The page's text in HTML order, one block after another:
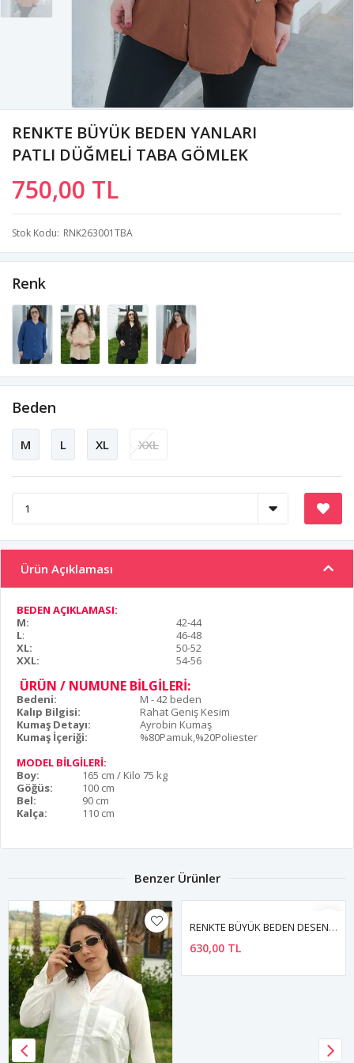
RENKTE BÜYÜK BEDEN YANLARI
PATLI DÜĞMELİ TABA GÖMLEK
750,00 TL
Stok Kodu RNK263001TBA
Renk
Beden
M L XL XXL
Ürün Açıklaması
BEDEN AÇIKLAMASI:
M:
42-44
L:
46-48
XL:
50-52
XXL:
54-56
ÜRÜN / NUMUNE BİLGİLERİ:
Bedeni:
M - 42 beden
Kalıp Bilgisi:
Rahat Geniş Kesim
Kumaş Detayı:
Ayrobin Kumaş
Kumaş İçeriği:
%80Pamuk,%20Poliester
MODEL BİLGİLERİ:
Boy:
165 cm / Kilo 75 kg
Göğüs:
100 cm
Bel:
90 cm
Kalça:
110 cm
Benzer Ürünler
RENKTE BÜYÜK BEDEN DESENLİ DÜĞMELİ GÖMLEK
630,00 TL